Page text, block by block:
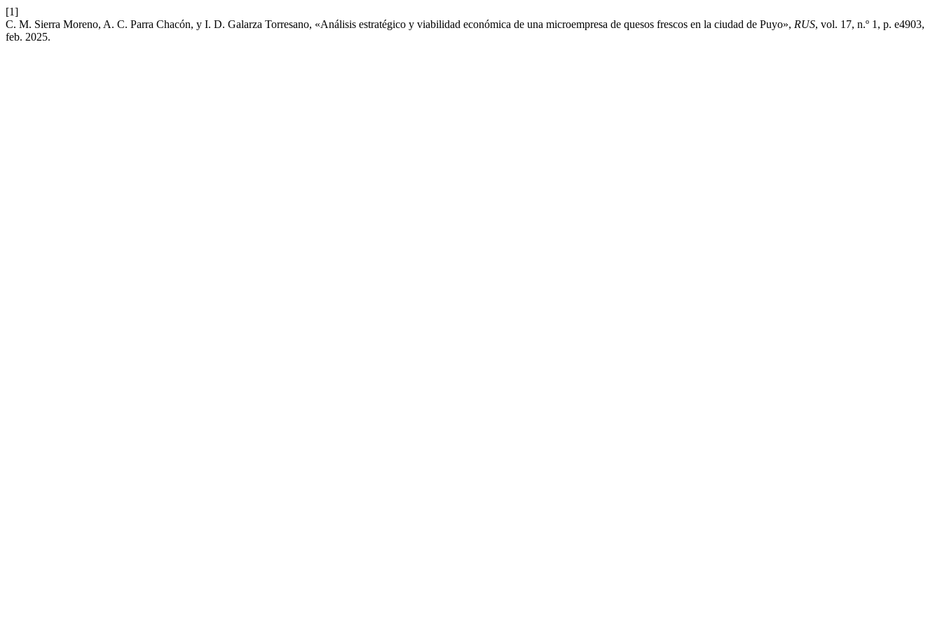
[1]
C. M. Sierra Moreno, A. C. Parra Chacón, y I. D. Galarza Torresano, «Análisis estratégico y viabilidad económica de una microempresa de quesos frescos en la ciudad de Puyo», RUS, vol. 17, n.º 1, p. e4903,
feb. 2025.